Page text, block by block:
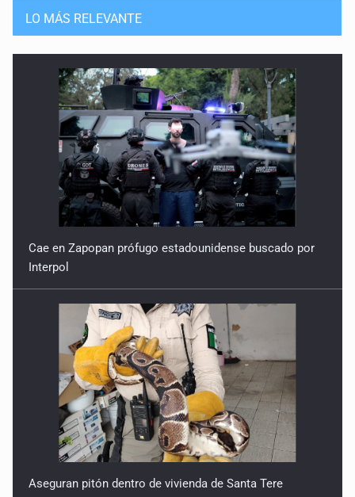
LO MÁS RELEVANTE
Cae en Zapopan prófugo estadounidense buscado por
Interpol
Aseguran pitón dentro de vivienda de Santa Tere